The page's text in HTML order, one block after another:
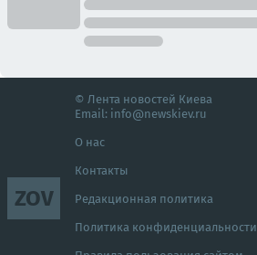
ZOV
© Лента новостей Киева
Email: info@newskiev.ru
О нас
Контакты
Редакционная политика
Политика конфиденциальности